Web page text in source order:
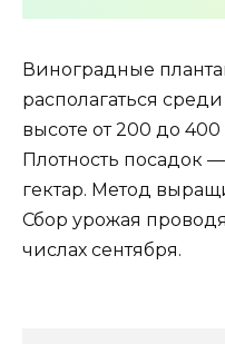
Виноградные
располагаться
высоте от 200 до
Плотность посадок
гектар. Метод
Сбор урожая
числах сентября.